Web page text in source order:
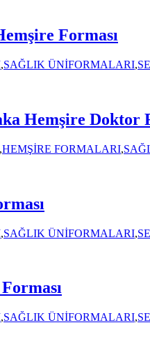
Forması
,SAĞLIK ÜNİFORMALARI,
Hemşire Doktor
,HEMŞİRE FORMALARI,
,SAĞLIK ÜNİFORMALARI,
,SAĞLIK ÜNİFORMALARI,